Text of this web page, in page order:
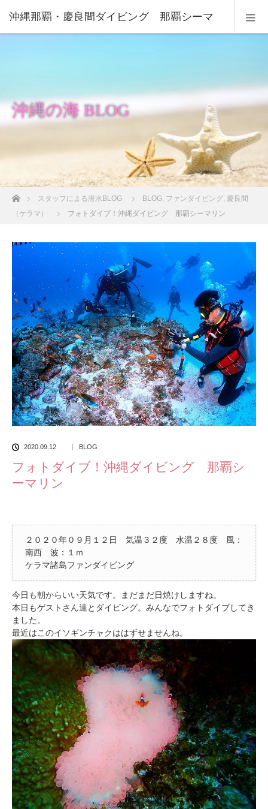
沖縄那覇・慶良間ダイビング 那覇シーマ
沖縄の海 BLOG
ホームスタッフによる潜水BLOG BLOG, ファンダイビング, 慶良間
（ケラマ）
フォトダイブ！沖縄ダイビング 那覇シーマリン
2020.09.12 BLOG
フォトダイブ！沖縄ダイビング 那覇シ
ーマリン
２０２０年０９月１２日 気温３２度 水温２８度 風：
南西 波：１ｍ
ケラマ諸島ファンダイビング
今日も朝からいい天気です。まだまだ日焼けしますね。
本日もゲストさん達とダイビング。みんなでフォトダイブしてき
ました。
最近はこのイソギンチャクははずせませんね。